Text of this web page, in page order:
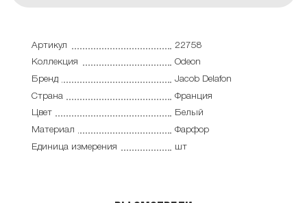
Артикул
22758
Коллекция
Odeon
Бренд
Jacob Delafon
Страна
Франция
Цвет
Белый
Материал
Фарфор
Единица измерения
шт